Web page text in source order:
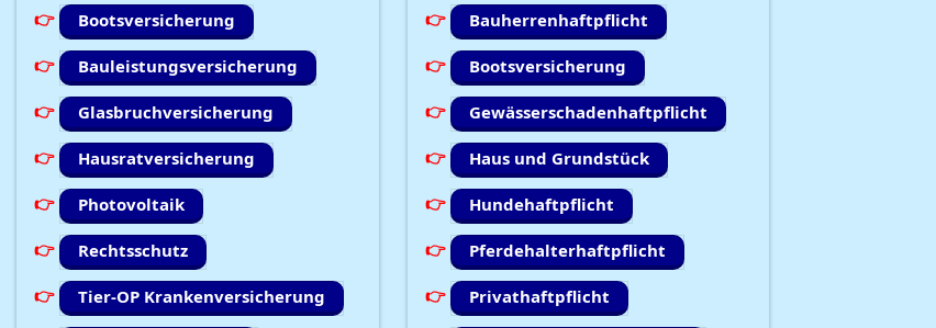
Bootsversicherung
Bauleistungsversicherung
Glasbruchversicherung
Hausratversicherung
Photovoltaik
Rechtsschutz
Tier-OP Krankenversicherung
Bauherrenhaftpflicht
Bootsversicherung
Gewässerschadenhaftpflicht
Haus und Grundstück
Hundehaftpflicht
Pferdehalterhaftpflicht
Privathaftpflicht